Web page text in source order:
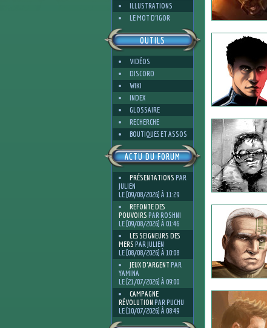
ILLUSTRATIONS
LE MOT D'IGOR
OUTILS
VIDÉOS
DISCORD
WIKI
INDEX
GLOSSAIRE
RECHERCHE
BOUTIQUES ET ASSOS
ACTU DU FORUM
PRÉSENTATIONS PAR
JULIEN
LE [09/08/2026] À 11:29
REFONTE DES
POUVOIRS PAR ROSHNI
LE [09/08/2026] À 01:46
LES SEIGNEURS DES
MERS PAR JULIEN
LE [08/08/2026] À 10:08
JEUX D'ARGENT PAR
YAMINA
LE [21/07/2026] À 09:00
CAMPAGNE
RÉVOLUTION PAR PUCHU
LE [10/07/2026] À 08:49
2